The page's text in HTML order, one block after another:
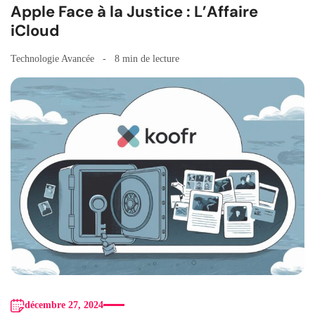
Apple Face à la Justice : L’Affaire
iCloud
Technologie Avancée 8 min de lecture
décembre 27, 2024